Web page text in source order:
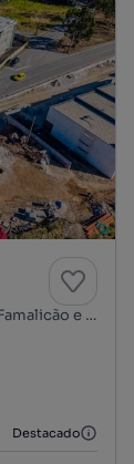
Rua Afonso Costa - Calendário, Vila Nova de Famalicão e Calendário, Vila Nova de Famalicão, Braga
Destacado